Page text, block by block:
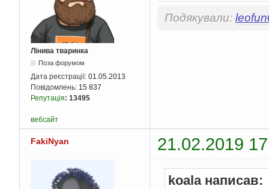
Лінива тваринка
Поза форумом
Дата реєстрації: 01.05.2013
Повідомлень: 15 837
Репутація: 13495
Подякували:
вебсайт
FakiNyan 21.02.2019
koala написав: